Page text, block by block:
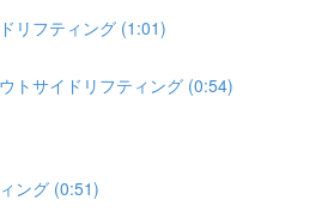
リフティング (1:01)
トサイドリフティング (0:54)
ング (0:51)